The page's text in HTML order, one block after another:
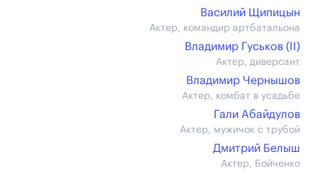
Василий Щипицын
Актер, командир артбатальона
Владимир Гуськов (II)
Актер, диверсант
Владимир Чернышов
Актер, комбат в усадьбе
Гали Абайдулов
Актер, мужичок с трубой
Дмитрий Белыш
Актер, Бойченко